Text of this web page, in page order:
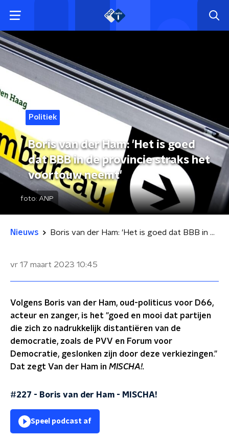
Politiek
Boris van der Ham: 'Het is goed
dat BBB in de provincie straks het
voortouw neemt'
foto: ANP
Nieuws Boris van der Ham: 'Het is goed dat BBB in de provincie straks het voortouw neemt'
vr 17 maart 2023 10:45
Volgens Boris van der Ham, oud-politicus voor D66,
acteur en zanger, is het "goed en mooi dat partijen
die zich zo nadrukkelijk distantiëren van de
democratie, zoals de PVV en Forum voor
Democratie, geslonken zijn door deze verkiezingen."
Dat zegt Van der Ham in MISCHA!.
#227 - Boris van der Ham - MISCHA!
Speel podcast af